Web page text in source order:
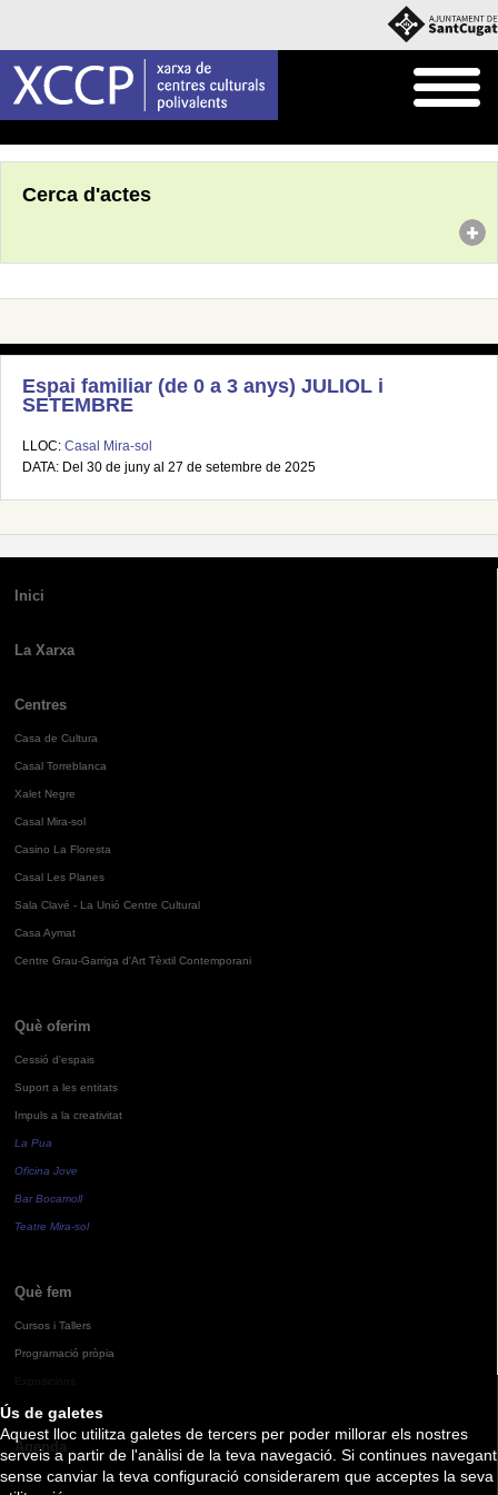
Ús de galetes
Aquest lloc utilitza galetes de tercers per poder millorar els nostres
serveis a partir de l'anàlisi de la teva navegació. Si continues navegant
sense canviar la teva configuració considerarem que acceptes la seva
Cerca d'actes
Espai familiar (de 0 a 3 anys) JULIOL i
SETEMBRE
LLOC: Casal Mira-sol
DATA: Del 30 de juny al 27 de setembre de 2025
Inici
La Xarxa
Centres
Casa de Cultura
Casal Torreblanca
Xalet Negre
Casal Mira-sol
Casino La Floresta
Casal Les Planes
Sala Clavé - La Unió Centre Cultural
Casa Aymat
Centre Grau-Garriga d'Art Tèxtil Contemporani
Què oferim
Cessió d'espais
Suport a les entitats
Impuls a la creativitat
La Pua
Oficina Jove
Bar Bocamoll
Teatre Mira-sol
Què fem
Cursos i Tallers
Programació pròpia
Agenda